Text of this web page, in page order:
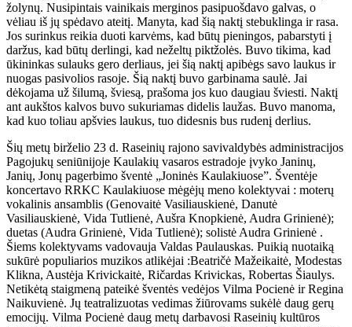
žolynų. Nusipintais vainikais merginos pasipuošdavo galvas, o
vėliau iš jų spėdavo ateitį. Manyta, kad šią naktį stebuklinga ir rasa.
Jos surinkus reikia duoti karvėms, kad būtų pieningos, pabarstyti į
daržus, kad būtų derlingi, kad neželtų piktžolės. Buvo tikima, kad
ūkininkas sulauks gero derliaus, jei šią naktį apibėgs savo laukus ir
nuogas pasivolios rasoje. Šią naktį buvo garbinama saulė. Jai
dėkojama už šilumą, šviesą, prašoma jos kuo daugiau šviesti. Naktį
ant aukštos kalvos buvo sukuriamas didelis laužas. Buvo manoma,
kad kuo toliau apšvies laukus, tuo didesnis bus rudenį derlius.
Šių metų birželio 23 d. Raseinių rajono savivaldybės administracijos
Pagojukų seniūnijoje Kaulakių vasaros estradoje įvyko Janinų,
Janių, Jonų pagerbimo šventė „Joninės Kaulakiuose”. Šventėje
koncertavo RRKC Kaulakiuose mėgėjų meno kolektyvai : moterų
vokalinis ansamblis (Genovaitė Vasiliauskienė, Danutė
Vasiliauskienė, Vida Tutlienė, Aušra Knopkienė, Audra Grinienė);
duetas (Audra Grinienė, Vida Tutlienė); solistė Audra Grinienė .
Šiems kolektyvams vadovauja Valdas Paulauskas. Puikią nuotaiką
sukūrė populiarios muzikos atlikėjai :Beatričė Mažeikaitė, Modestas
Klikna, Austėja Krivickaitė, Ričardas Krivickas, Robertas Šiaulys.
Netikėtą staigmeną pateikė šventės vedėjos Vilma Pocienė ir Regina
Naikuvienė. Jų teatralizuotas vedimas žiūrovams sukėlė daug gerų
emocijų. Vilma Pocienė daug metų darbavosi Raseinių kultūros